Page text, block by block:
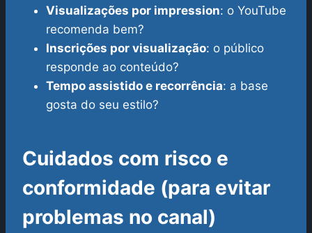
Visualizações por impression: o YouTube
recomenda bem?
Inscrições por visualização: o público
responde ao conteúdo?
Tempo assistido e recorrência: a base
gosta do seu estilo?
Cuidados com risco e
conformidade (para evitar
problemas no canal)